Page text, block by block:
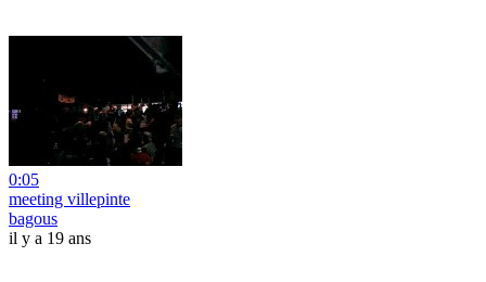
0:05
meeting villepinte
bagous
il y a 19 ans